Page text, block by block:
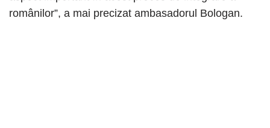
românilor”, a mai precizat ambasadorul Bologan.